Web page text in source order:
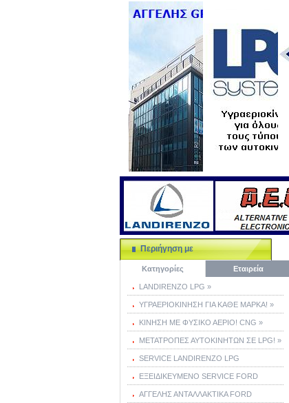
Περιήγηση με
Κατηγορίες Εταιρεία
LANDIRENZO LPG »
ΥΓΡΑΕΡΙΟΚΙΝΗΣΗ ΓΙΑ ΚΑΘΕ ΜΑΡΚΑ! »
ΚΙΝΗΣΗ ΜΕ ΦΥΣΙΚΟ ΑΕΡΙΟ! CNG »
ΜΕΤΑΤΡΟΠΕΣ ΑΥΤΟΚΙΝΗΤΩΝ ΣΕ LPG! »
SERVICE LANDIRENZO LPG
ΕΞΕΙΔΙΚΕΥΜΕΝΟ SERVICE FORD
ΑΓΓΕΛΗΣ ΑΝΤΑΛΛΑΚΤΙΚΑ FORD